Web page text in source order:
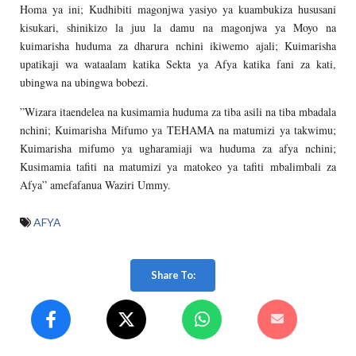
Homa ya ini; Kudhibiti magonjwa yasiyo ya kuambukiza hususani
kisukari, shinikizo la juu la damu na magonjwa ya Moyo na
kuimarisha huduma za dharura nchini ikiwemo ajali; Kuimarisha
upatikaji wa wataalam katika Sekta ya Afya katika fani za kati,
ubingwa na ubingwa bobezi.
”Wizara itaendelea na kusimamia huduma za tiba asili na tiba mbadala
nchini; Kuimarisha Mifumo ya TEHAMA na matumizi ya takwimu;
Kuimarisha mifumo ya ugharamiaji wa huduma za afya nchini;
Kusimamia tafiti na matumizi ya matokeo ya tafiti mbalimbali za
Afya” amefafanua Waziri Ummy.
AFYA
Share To: